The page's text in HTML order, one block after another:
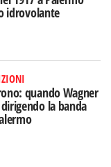
idrovolante
quando Wagner
la banda